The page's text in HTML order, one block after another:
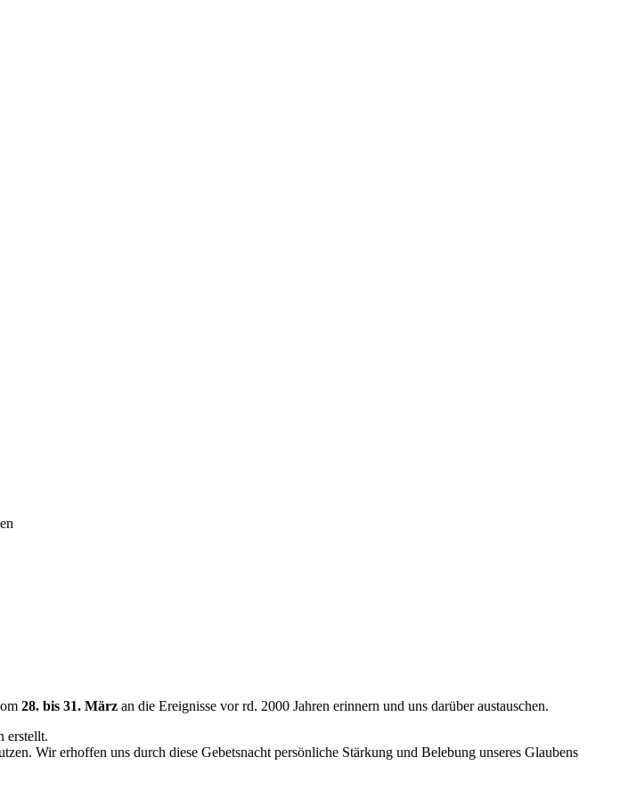
28. bis 31. März an die Ereignisse vor rd. 2000 Jahren erinnern und uns darüber austauschen.
erstellt.
Wir erhoffen uns durch diese Gebetsnacht persönliche Stärkung und Belebung unseres Glaubens